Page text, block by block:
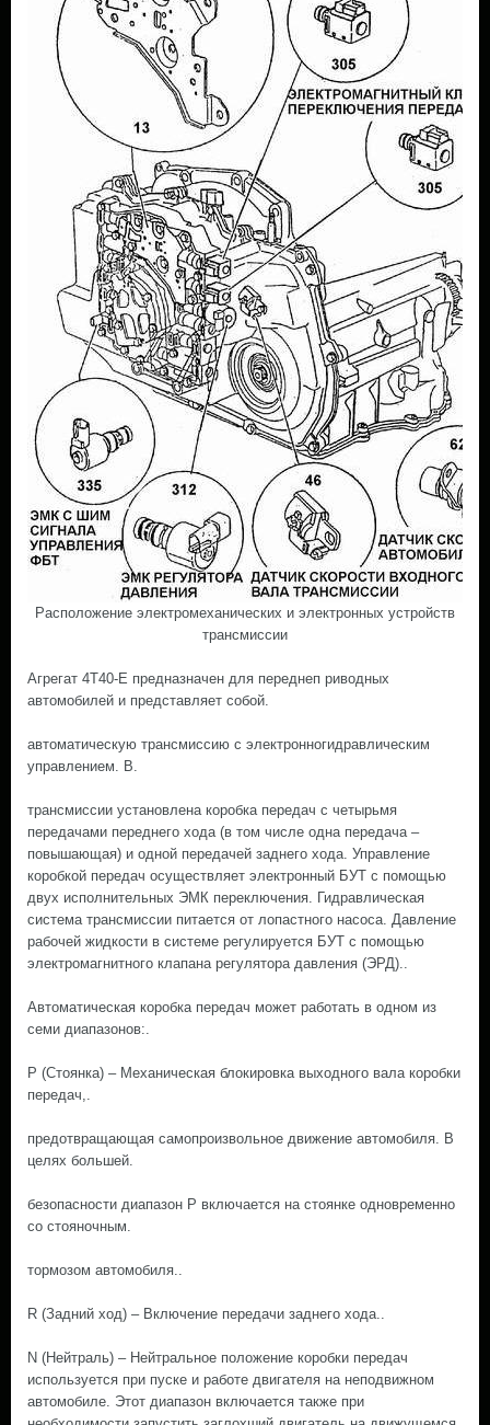
Расположение электромеханических и электронных устройств
трансмиссии
Агрегат 4Т40-Е предназначен для переднеп риводных
автомобилей и представляет собой.
автоматическую трансмиссию с электронногидравлическим
управлением. В.
трансмиссии установлена коробка передач с четырьмя
передачами переднего хода (в том числе одна передача –
повышающая) и одной передачей заднего хода. Управление
коробкой передач осуществляет электронный БУТ с помощью
двух исполнительных ЭМК переключения. Гидравлическая
система трансмиссии питается от лопастного насоса. Давление
рабочей жидкости в системе регулируется БУТ с помощью
электромагнитного клапана регулятора давления (ЭРД)..
Автоматическая коробка передач может работать в одном из
семи диапазонов:.
Р (Стоянка) – Механическая блокировка выходного вала коробки
передач,.
предотвращающая самопроизвольное движение автомобиля. В
целях большей.
безопасности диапазон Р включается на стоянке одновременно
со стояночным.
тормозом автомобиля..
R (Задний ход) – Включение передачи заднего хода..
N (Нейтраль) – Нейтральное положение коробки передач
используется при пуске и работе двигателя на неподвижном
автомобиле. Этот диапазон включается также при